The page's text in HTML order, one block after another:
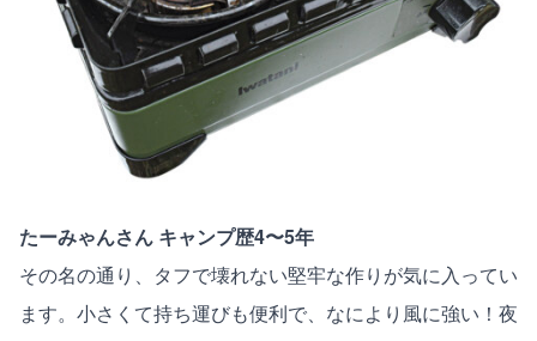
たーみゃんさん キャンプ歴4〜5年
その名の通り、タフで壊れない堅牢な作りが気に入ってい
ます。小さくて持ち運びも便利で、なにより風に強い！夜